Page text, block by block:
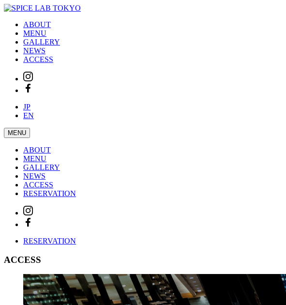
ABOUT
MENU
GALLERY
NEWS
ACCESS
JP
EN
MENU
ABOUT
MENU
GALLERY
NEWS
ACCESS
RESERVATION
RESERVATION
ACCESS